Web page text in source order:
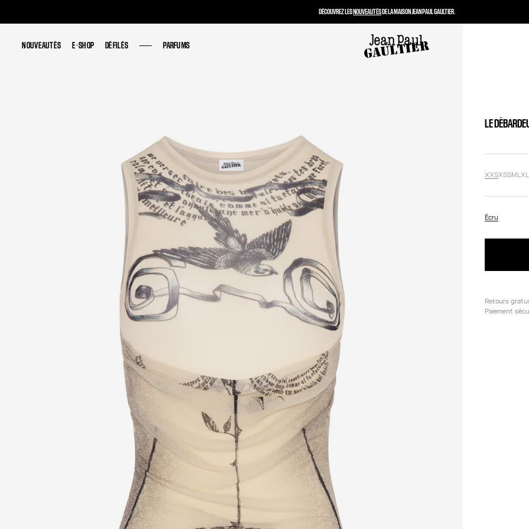
NOUVEAUTÉS E-SHOP DÉFILÉS PARFUMS
NOUVEAUTÉS E-SHOP DÉFILÉS PARFUMS
LE
XXSXSSMLXL
Écru
Retours
Paiement
DÉCOUVREZ LESNOUVEAUTÉSDE LA MAISON JEAN PAUL GAULTIER.